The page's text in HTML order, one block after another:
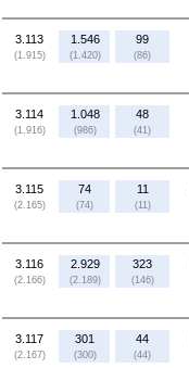
3.113
(1.915)
1.546
(1.420)
99
(86)
3.114
(1.916)
1.048
(986)
48
(41)
3.115
(2.165)
74
(74)
11
(11)
3.116
(2.166)
2.929
(2.189)
323
(146)
3.117
(2.167)
301
(300)
44
(44)